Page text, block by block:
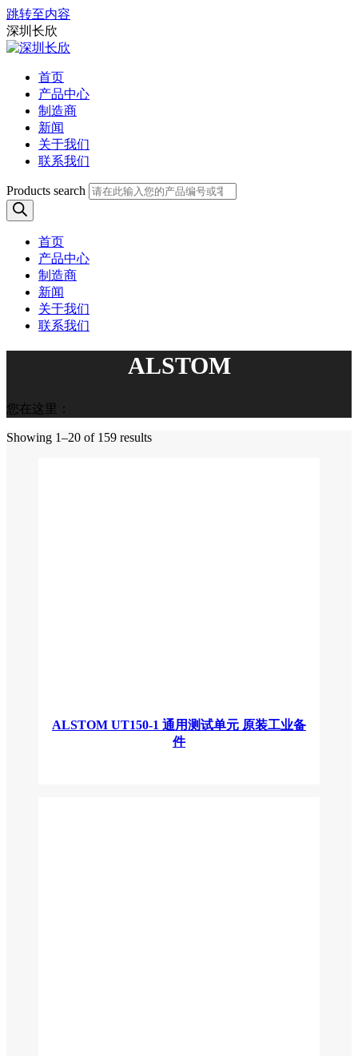
跳转至内容
深圳长欣
首页
产品中心
制造商
新闻
关于我们
联系我们
Products search
首页
产品中心
制造商
新闻
关于我们
联系我们
ALSTOM
您在这里：
Showing 1–20 of 159 results
ALSTOM UT150-1 通用测试单元 原装工业备
件